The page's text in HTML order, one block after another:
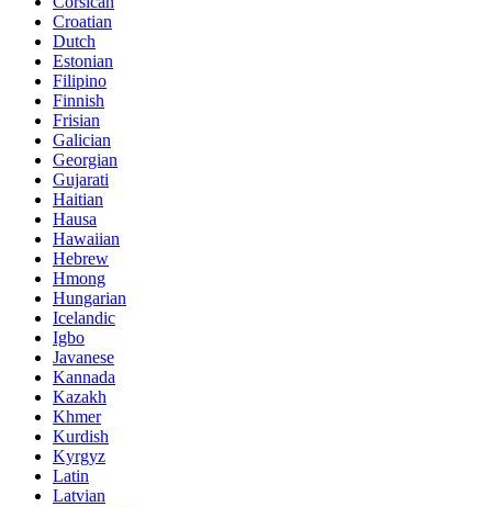
Croatian
Dutch
Estonian
Filipino
Finnish
Frisian
Galician
Georgian
Gujarati
Haitian
Hausa
Hawaiian
Hebrew
Hmong
Hungarian
Icelandic
Igbo
Javanese
Kannada
Kazakh
Khmer
Kurdish
Kyrgyz
Latin
Latvian